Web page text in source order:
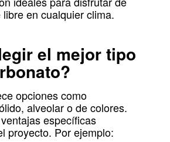
en cualquier clima.
el mejor tipo
opciones como
alveolar o de colores.
específicas
proyecto. Por ejemplo: